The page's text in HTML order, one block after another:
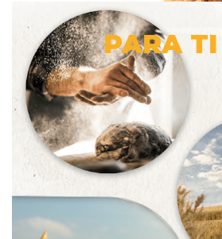
PARA TI